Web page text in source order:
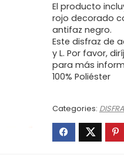
El producto
rojo decorado
antifaz negro.
Este disfraz de
y L. Por favor,
para más
100% Poliéster
Categories: